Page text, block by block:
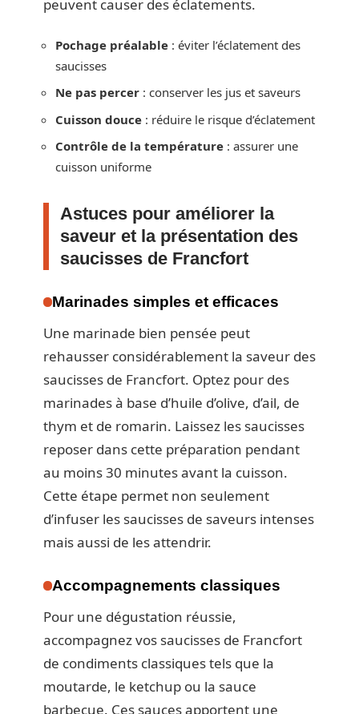
peuvent causer des éclatements.
Pochage préalable : éviter l’éclatement des
saucisses
Ne pas percer : conserver les jus et saveurs
Cuisson douce : réduire le risque d’éclatement
Contrôle de la température : assurer une
cuisson uniforme
Astuces pour améliorer la
saveur et la présentation des
saucisses de Francfort
Marinades simples et efficaces
Une marinade bien pensée peut
rehausser considérablement la saveur des
saucisses de Francfort. Optez pour des
marinades à base d’huile d’olive, d’ail, de
thym et de romarin. Laissez les saucisses
reposer dans cette préparation pendant
au moins 30 minutes avant la cuisson.
Cette étape permet non seulement
d’infuser les saucisses de saveurs intenses
mais aussi de les attendrir.
Accompagnements classiques
Pour une dégustation réussie,
accompagnez vos saucisses de Francfort
de condiments classiques tels que la
moutarde, le ketchup ou la sauce
barbecue. Ces sauces apportent une